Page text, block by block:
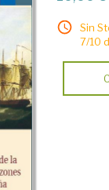
Sin
7/10